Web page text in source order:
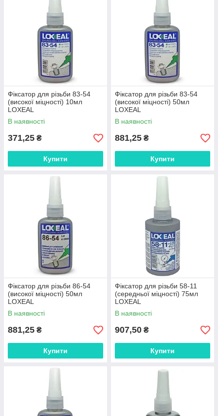
Фіксатор для різьби 83-54
(високої міцності) 10мл
LOXEAL
В наявності
371,25 ₴
Купити
Фіксатор для різьби 83-54
(високої міцності) 50мл
LOXEAL
В наявності
881,25 ₴
Купити
Фіксатор для різьби 86-54
(високої міцності) 50мл
LOXEAL
В наявності
881,25 ₴
Купити
Фіксатор для різьби 58-11
(середньої міцності) 75мл
LOXEAL
В наявності
907,50 ₴
Купити